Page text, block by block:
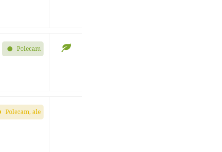
Polecam
Polecam, ale